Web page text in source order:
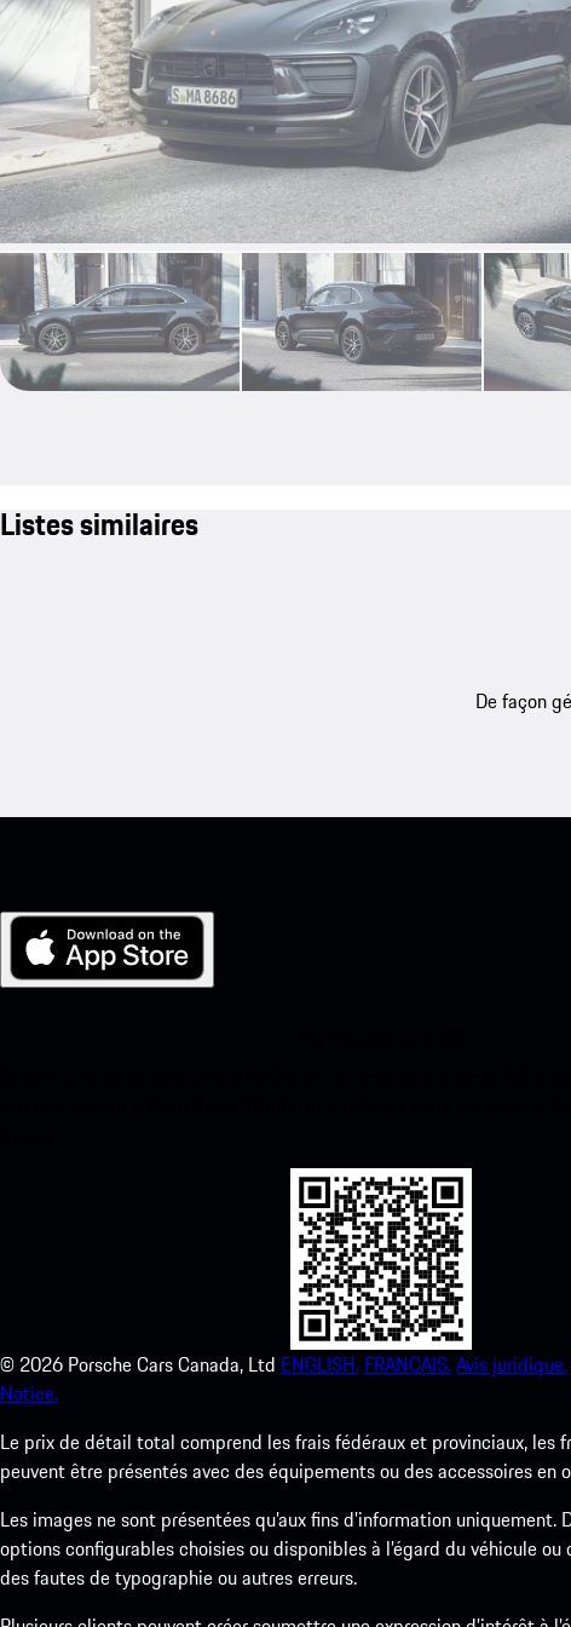
Listes similaires
De façon
© 2026 Porsche Cars Canada, Ltd ENGLISH. FRANCAIS.Avis juridique.
Notice.
Le prix de détail total comprend les frais fédéraux et provinciaux, les
peuvent être présentés avec des équipements ou des accessoires
Les images ne sont présentées qu’aux fins d’information
options configurables choisies ou disponibles à l’égard du véhicule
des fautes de typographie ou autres erreurs.